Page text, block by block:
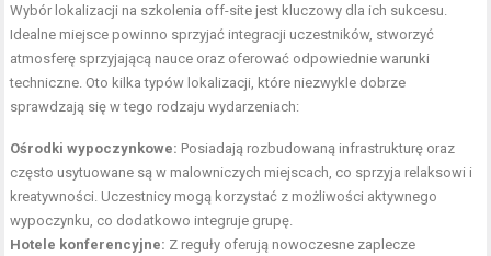
Wybór lokalizacji na szkolenia off-site jest kluczowy dla ich sukcesu.
Idealne miejsce powinno sprzyjać integracji uczestników, stworzyć
atmosferę sprzyjającą nauce oraz oferować odpowiednie warunki
techniczne. Oto kilka typów lokalizacji, które niezwykle dobrze
sprawdzają się w tego rodzaju wydarzeniach:
Ośrodki wypoczynkowe: Posiadają rozbudowaną infrastrukturę oraz
często usytuowane są w malowniczych miejscach, co sprzyja relaksowi i
kreatywności. Uczestnicy mogą korzystać z możliwości aktywnego
wypoczynku, co dodatkowo integruje grupę.
Hotele konferencyjne: Z reguły oferują nowoczesne zaplecze